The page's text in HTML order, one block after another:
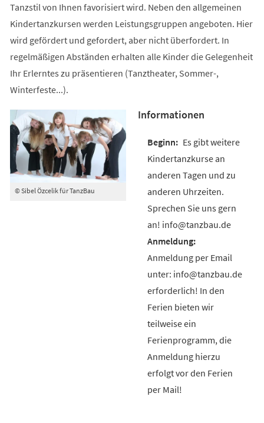
Tanzstil von Ihnen favorisiert wird. Neben den allgemeinen
Kindertanzkursen werden Leistungsgruppen angeboten. Hier
wird gefördert und gefordert, aber nicht überfordert. In
regelmäßigen Abständen erhalten alle Kinder die Gelegenheit
Ihr Erlerntes zu präsentieren (Tanztheater, Sommer-,
Winterfeste...).
© Sibel Özcelik für TanzBau
Informationen
Es gibt weitere
Kindertanzkurse an
anderen Tagen und zu
anderen Uhrzeiten.
Sprechen Sie uns gern
an! info@tanzbau.de
Anmeldung per Email
unter: info@tanzbau.de
erforderlich! In den
Ferien bieten wir
teilweise ein
Ferienprogramm, die
Anmeldung hierzu
erfolgt vor den Ferien
per Mail!